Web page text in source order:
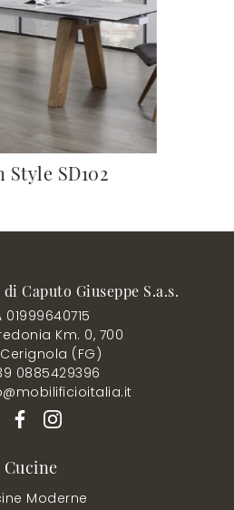
Style SD102
Caputo Giuseppe S.a.s.
01999640715
Km. 0, 700
Cerignola (FG)
0885429396
Cucine
Moderne